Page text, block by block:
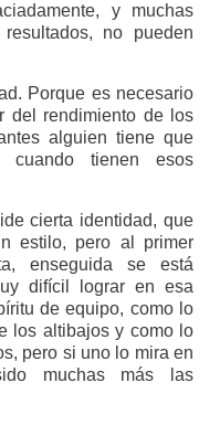
y muchas
no pueden
Porque es necesario
del rendimiento de los
alguien tiene que
cuando tienen esos
cierta identidad, que
estilo, pero al primer
enseguida se está
difícil lograr en esa
de equipo, como lo
los altibajos y como lo
pero si uno lo mira en
muchas más las